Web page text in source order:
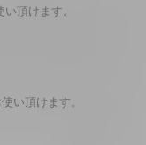
頂けます。
い頂けます。